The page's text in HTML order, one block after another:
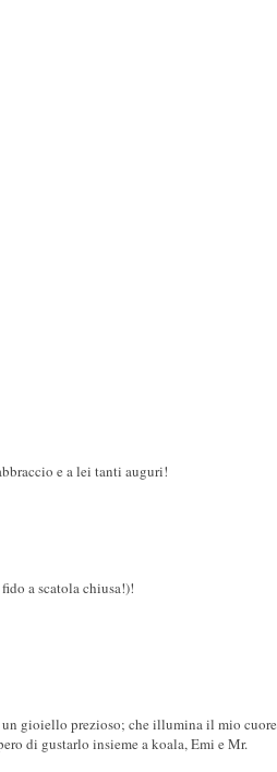
e a lei tanti auguri!
a scatola chiusa!)!
gioiello prezioso; che illumina il mio cuore
di gustarlo insieme a koala, Emi e Mr.